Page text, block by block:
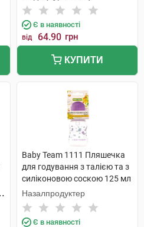
Є в наявності
від 64.90 грн
КУПИТИ
Baby Team 1111 Пляшечка
для годування з талією та з
силіконовою соскою 125 мл
1 шт
Назалпродуктер
Є в наявності